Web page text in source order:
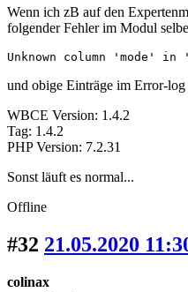
Wenn ich zB auf den
folgender Fehler im Modul
Unknown column 'mode'
und obige Einträge im Error-log
WBCE Version: 1.4.2
Tag: 1.4.2
PHP Version: 7.2.31
Sonst läuft es normal...
Offline
#32 21.05.2020
colinax